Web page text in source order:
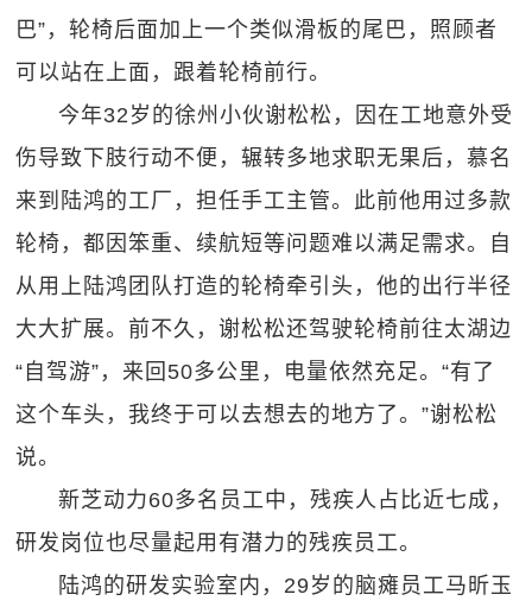
巴”，轮椅后面加上一个类似滑板的尾巴，照顾者
可以站在上面，跟着轮椅前行。
今年32岁的徐州小伙谢松松，因在工地意外受
伤导致下肢行动不便，辗转多地求职无果后，慕名
来到陆鸿的工厂，担任手工主管。此前他用过多款
轮椅，都因笨重、续航短等问题难以满足需求。自
从用上陆鸿团队打造的轮椅牵引头，他的出行半径
大大扩展。前不久，谢松松还驾驶轮椅前往太湖边
“自驾游”，来回50多公里，电量依然充足。“有了
这个车头，我终于可以去想去的地方了。”谢松松
说。
新芝动力60多名员工中，残疾人占比近七成，
研发岗位也尽量起用有潜力的残疾员工。
陆鸿的研发实验室内，29岁的脑瘫员工马昕玉